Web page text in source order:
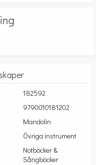
182592
9790010181202
Mandolin
Övriga instrument
Notböcker &
Sångböcker